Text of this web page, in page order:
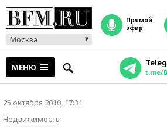
Москва
прямой
эфир
МЕНЮ t.me/
25 октября 2010, 17:31
Недвижимость